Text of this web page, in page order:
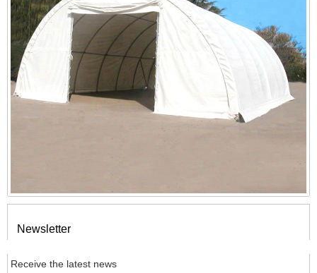
Newsletter
Receive the latest news